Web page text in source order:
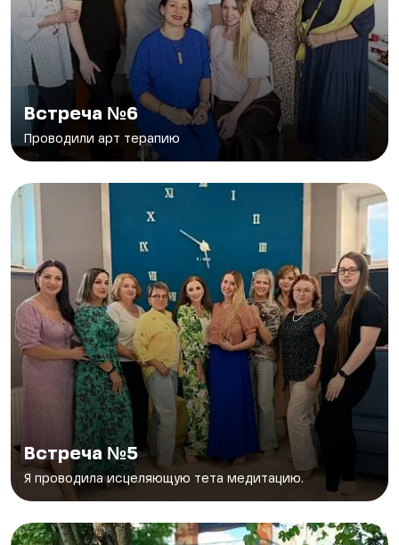
Встреча №6
Проводили арт терапию
Встреча №5
Я проводила исцеляющую тета медитацию.